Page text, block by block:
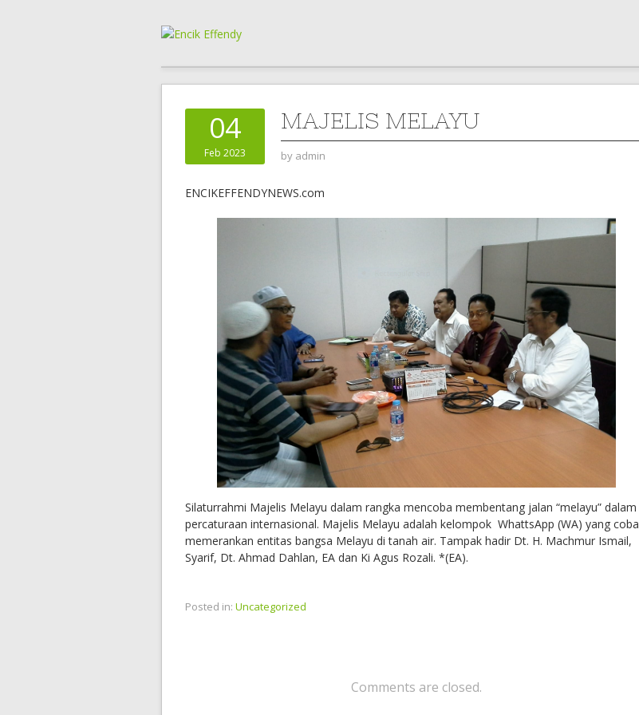
04
Feb 2023
MAJELIS MELAYU
by admin
ENCIKEFFENDYNEWS.com
Silaturrahmi Majelis Melayu dalam rangka mencoba membentang jalan “melayu” dalam
percaturaan internasional. Majelis Melayu adalah kelompok WhattsApp (WA) yang coba
memerankan entitas bangsa Melayu di tanah air. Tampak hadir Dt. H. Machmur Ismail,
Syarif, Dt. Ahmad Dahlan, EA dan Ki Agus Rozali. *(EA).
Posted in: Uncategorized
Comments are closed.